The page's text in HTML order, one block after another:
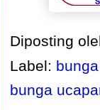
Diposting
Label:
bunga